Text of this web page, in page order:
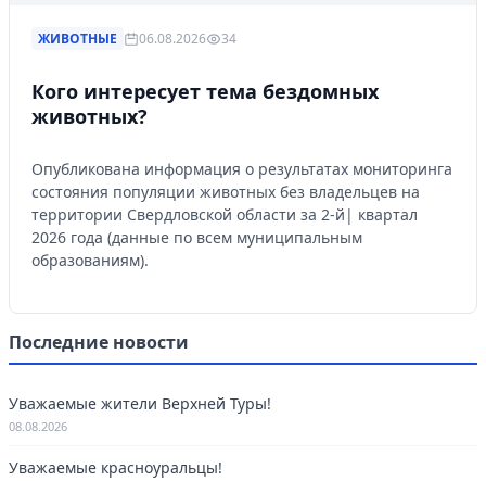
ЖИВОТНЫЕ 06.08.2026 34
Кого интересует тема бездомных
животных?
Опубликована информация о результатах мониторинга
состояния популяции животных без владельцев на
территории Свердловской области за 2-й| квартал
2026 года (данные по всем муниципальным
образованиям).
Последние новости
Уважаемые жители Верхней Туры!
08.08.2026
Уважаемые красноуральцы!